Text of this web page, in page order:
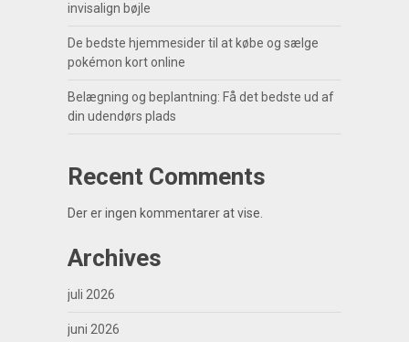
invisalign bøjle
De bedste hjemmesider til at købe og sælge
pokémon kort online
Belægning og beplantning: Få det bedste ud af
din udendørs plads
Recent Comments
Der er ingen kommentarer at vise.
Archives
juli 2026
juni 2026